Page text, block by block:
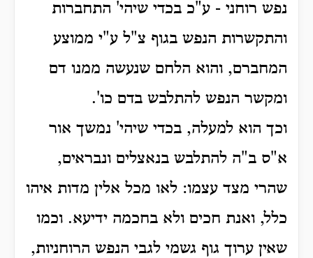
נפש רוחני - ע"כ בכדי שיהי' התחברות
והתקשרות הנפש בגוף צ"ל ע"י ממוצע
המחברם, והוא הלחם שנעשה ממנו דם
ומקשר הנפש להתלבש בדם כו'.
וכך הוא למעלה, בכדי שיהי' נמשך אור
א"ס ב"ה להתלבש בנאצלים ונבראים,
שהרי מצד עצמו: לאו מכל אלין מדות איהו
כלל, ואנת חכים ולא בחכמה ידיעא. וכמו
שאין ערוך גוף גשמי לגבי הנפש הרוחניות,